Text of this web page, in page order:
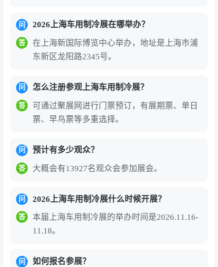
R）紧跟移动制冷行业的发展趋势、不断创新，
在移动制冷行业的以专业性而闻名，其影响力不
仅遍及全国，而且在整个亚洲乃至全球范围内也
都是移动制冷行业最重要的专业性展览会之一。
上海国际车用空调及热管理技术展览会门票为
电子门票，中国国内观众线上预登记办理需实
名制绑定身份证信息，国外观众办理需实名制
绑定港澳台通行证，现场刷身份证验证入场或
出示电子门票二维码刷码入场。
上海国际车用空调及热管理技术展览会的展商
制造有限公司、安徽博为光电科技有限公司、
星光树脂制品(昆山)有限公司、深圳市北辰亿
科科技有限公司、奥钢联精密带钢贸易(苏州)
展企业，如需获取完整展商名录（含展位号、
问 2026上海车用制冷展在哪举办？
答
在上海新国际博览中心举办，地址是上海市浦
东新区龙阳路2345号。
问 怎么注册参观上海车用制冷展？
答
可通过聚展网进行门票预订，有展期票、单日
票、早鸟票等多重选择。
问 预计有多少观众？
答 大概会有13927名观众会参加展会。
问 2026上海车用制冷展什么时候开展？
答
本届上海车用制冷展的举办时间是2026.11.16-
11.18。
问 如何报名参展？